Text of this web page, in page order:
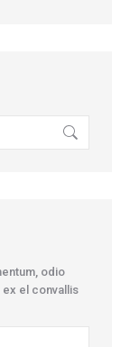
odio
el convallis